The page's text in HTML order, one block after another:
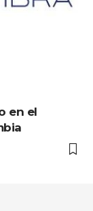
en el